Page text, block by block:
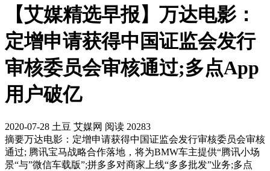
【艾媒精选早报】万达电影：
定增申请获得中国证监会发行
审核委员会审核通过;多点App
用户破亿
2020-07-28 土豆 艾媒网 阅读 20283
摘要万达电影：定增申请获得中国证监会发行审核委员会审核
通过; 腾讯宝马战略合作落地，将为BMW车主提供“腾讯小场
景“与”微信车载版”;拼多多对商家上线“多多批发”业务;多点